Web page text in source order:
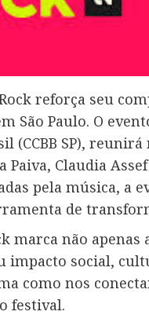
reforça seu
São Paulo. O
(CCBB SP),
Paiva, Claudia
pela música, a
de
marca não
impacto social,
como nos
festival.